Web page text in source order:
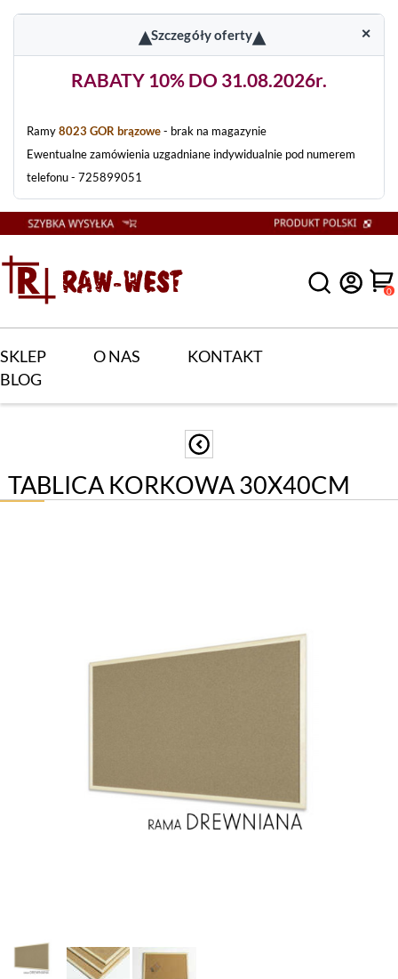
▴Szczegóły oferty▴ ✕
RABATY 10% DO 31.08.2026r.
Ramy8023 GOR brązowe- brak na magazynie
Ewentualne zamówienia uzgadniane indywidualnie pod numerem
telefonu - 725899051
0
SKLEP O NAS
KONTAKT
BLOG
TABLICA KORKOWA 30X40CM